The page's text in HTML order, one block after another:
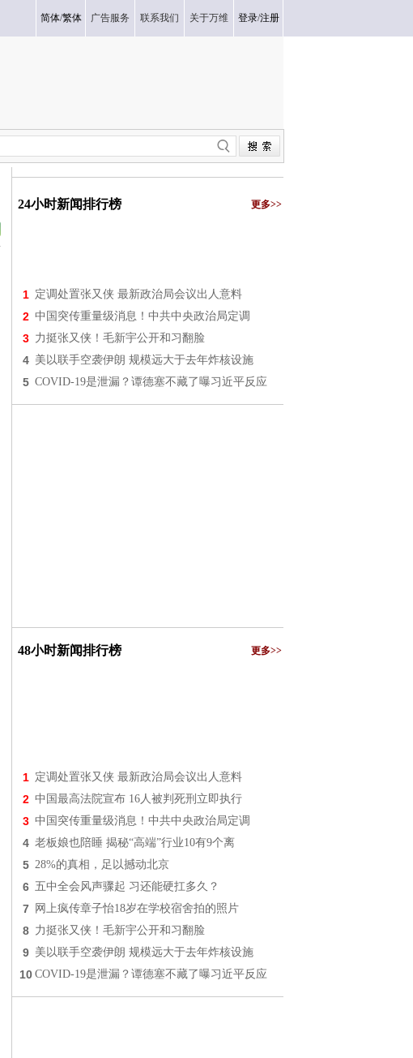
简体/繁体 广告服务 联系我们 关于万维 登录/注册
24小时新闻排行榜 更多>>
1 定调处置张又侠 最新政治局会议出人意料
2 中国突传重量级消息！中共中央政治局定调
3 力挺张又侠！毛新宇公开和习翻脸
4 美以联手空袭伊朗 规模远大于去年炸核设施
5 COVID-19是泄漏？谭德塞不藏了曝习近平反应
48小时新闻排行榜 更多>>
1 定调处置张又侠 最新政治局会议出人意料
2 中国最高法院宣布 16人被判死刑立即执行
3 中国突传重量级消息！中共中央政治局定调
4 老板娘也陪睡 揭秘“高端”行业10有9个离
5 28%的真相，足以撼动北京
6 五中全会风声骤起 习还能硬扛多久？
7 网上疯传章子怡18岁在学校宿舍拍的照片
8 力挺张又侠！毛新宇公开和习翻脸
9 美以联手空袭伊朗 规模远大于去年炸核设施
10 COVID-19是泄漏？谭德塞不藏了曝习近平反应